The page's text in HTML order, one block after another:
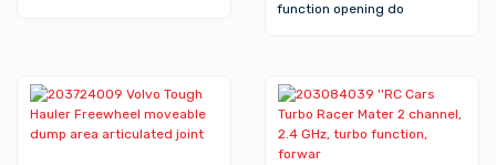
function opening do